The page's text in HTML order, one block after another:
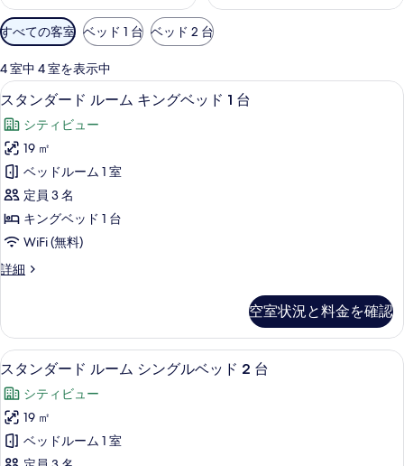
利
用
可
能
な
客
室
の
絞
り
込
み
条
すべての客室 ベッド 1 台 ベッド 2 台
4 室中 4 室を表示中
ス
タ
ン
ダ
ー
ド
ル
ー
ム
ン
グ
ベ
ッ
ド
6
スタンダード ルーム キングベッド 1 台
シティビュー
19 ㎡
ベッドルーム 1 室
定員 3 名
キングベッド 1 台
WiFi (無料)
詳細
ス
ー
ド
ル
ム
キ
ン
グ
空室状況と料金を確認
ス
タ
ン
ダ
ー
セーフティボックス (室内)、デスク
8
スタンダード ルーム シングルベッド 2 台
シティビュー
19 ㎡
ベッドルーム 1 室